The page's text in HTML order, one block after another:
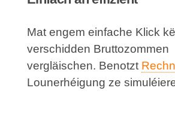
Mat engem einfache Klick
verschidden Bruttozommen
vergläischen. Benotzt
Lounerhéigung ze